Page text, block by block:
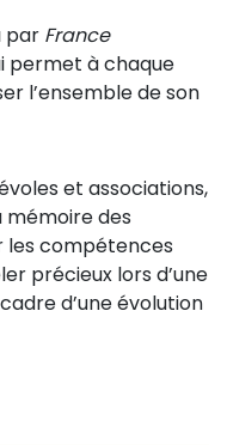
par France
permet à chaque
l’ensemble de son
et associations,
mémoire des
les compétences
précieux lors d’une
d’une évolution